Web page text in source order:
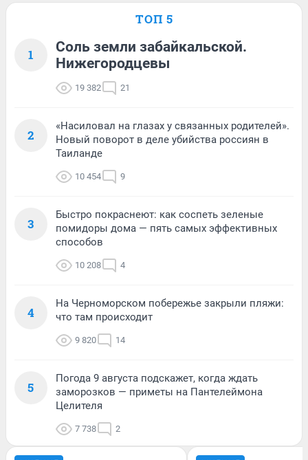
ТОП 5
1
Соль земли забайкальской.
Нижегородцевы
19 382 21
2
«Насиловал на глазах у связанных родителей».
Новый поворот в деле убийства россиян в
Таиланде
10 454 9
3
Быстро покраснеют: как соспеть зеленые
помидоры дома — пять самых эффективных
способов
10 208 4
4
На Черноморском побережье закрыли пляжи:
что там происходит
9 820 14
5
Погода 9 августа подскажет, когда ждать
заморозков — приметы на Пантелеймона
Целителя
7 738 2